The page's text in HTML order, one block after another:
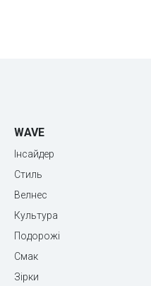
WAVE
Інсайдер
Стиль
Велнес
Культура
Подорожі
Смак
Зірки